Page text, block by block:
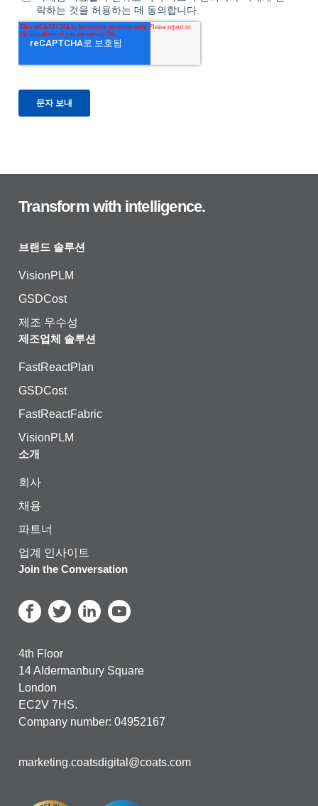
Transform with intelligence.
브랜드 솔루션
VisionPLM
GSDCost
제조 우수성
제조업체 솔루션
FastReactPlan
GSDCost
FastReactFabric
VisionPLM
소개
회사
채용
파트너
업계 인사이트
Join the Conversation
4th Floor
14 Aldermanbury Square
London
EC2V 7HS.
Company number: 04952167
marketing.coatsdigital@coats.com